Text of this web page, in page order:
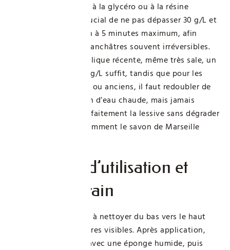
Pour des murs peints à la glycéro ou à la résine
synthétique, il est crucial de ne pas dépasser 30 g/L et
de limiter l’exposition à 5 minutes maximum, afin
d’éviter ces taches blanchâtres souvent irréversibles.
Sur une peinture acrylique récente, même très sale, un
dosage autour de 20 g/L suffit, tandis que pour les
supports plus poreux ou anciens, il faut redoubler de
vigilance. L’utilisation d’eau chaude, mais jamais
bouillante, active parfaitement la lessive sans dégrader
les composants, notamment le savon de Marseille
Protocole d’utilisation et
astuces terrain
Commencez toujours à nettoyer du bas vers le haut
pour limiter les coulures visibles. Après application,
essuyez rapidement avec une éponge humide, puis